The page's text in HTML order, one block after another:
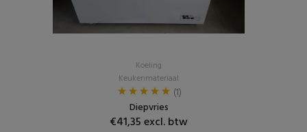
Koeling
Keukenmateriaal
(1)
Diepvries
€41,35 excl. btw